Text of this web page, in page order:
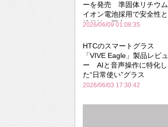
ーを発売 準固体リチウム
イオン電池採用で安全性と
携帯性を両立
2026/06/09 01:08:35
HTCのスマートグラス
「VIVE Eagle」製品レビュ
ー AIと音声操作に特化し
た“日常使い”グラス
2026/06/03 17:30:42